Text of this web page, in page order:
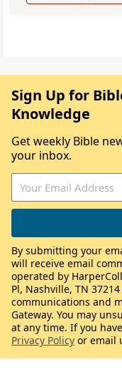
Sign Up for
Knowledge
Get weekly Bible
your inbox.
By submitting your
will receive email
operated by
Pl, Nashville, TN
communications and
Gateway. You may
at any time. If you
Privacy Policy or email